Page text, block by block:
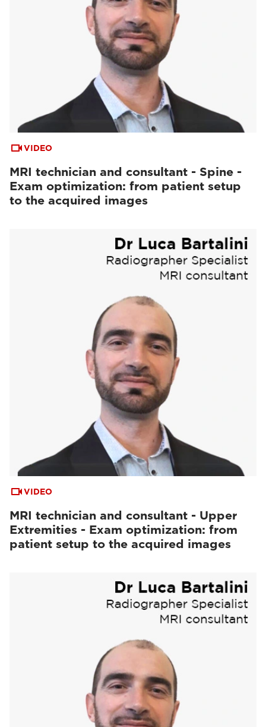
VIDEO
MRI technician and consultant - Spine -
Exam optimization: from patient setup
to the acquired images
VIDEO
MRI technician and consultant - Upper
Extremities - Exam optimization: from
patient setup to the acquired images